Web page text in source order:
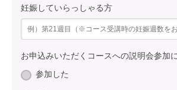
妊娠していらっしゃる方
お申込みいただくコースへの説明会参加
参加した